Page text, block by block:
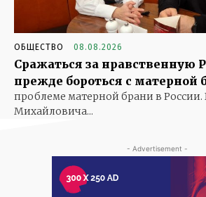
ОБЩЕСТВО 08.08.2026
Сражаться за нравственную
прежде бороться с матерной
проблеме матерной брани в России.
Михайловича...
- Advertisement -